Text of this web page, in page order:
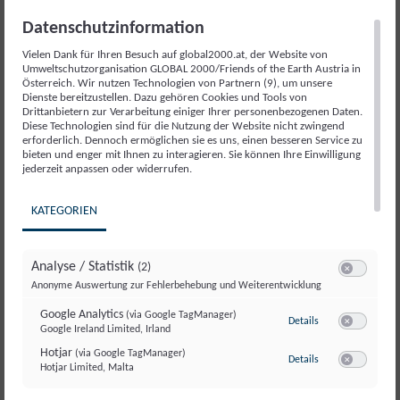
was die EU-Kommission nun mit den
Strategieplänen macht. Es könnte durchaus
sein, dass Nationale Pläne zurückgeschickt
werden, wenn sie nicht den Anforderungen der
EU entsprechen. Nach der Genehmigung durch
die EU-Kommission tritt der GAP-Strategieplan
ab 2023 in Kraft.
DIE GESCHICHTE DER GAP
Die GAP entstand vor über 60 Jahren. Die
Menschen im Nachkriegseuropa sollten mit
genügend Nahrungsmitteln zu angemessenen
Preisen versorgt werden. Das Ziel der
Selbstversorgung hat die GAP innerhalb
Datenschutzinformation
Vielen Dank für Ihren Besuch auf global2000.at, der Website von
Umweltschutzorganisation GLOBAL 2000/Friends of the Earth Austria in
Österreich. Wir nutzen Technologien von Partnern (9), um unsere
Dienste bereitzustellen. Dazu gehören Cookies und Tools von
Drittanbietern zur Verarbeitung einiger Ihrer personenbezogenen Daten.
Diese Technologien sind für die Nutzung der Website nicht zwingend
erforderlich. Dennoch ermöglichen sie es uns, einen besseren Service zu
bieten und enger mit Ihnen zu interagieren. Sie können Ihre Einwilligung
jederzeit anpassen oder widerrufen.
KATEGORIEN
Analyse / Statistik (2)
Anonyme Auswertung zur Fehlerbehebung und Weiterentwicklung
Google Analytics (via Google TagManager)
Google Ireland Limited, Irland
Details zu Google
Hotjar (via Google TagManager)
Hotjar Limited, Malta
Details zu Hotjar (via